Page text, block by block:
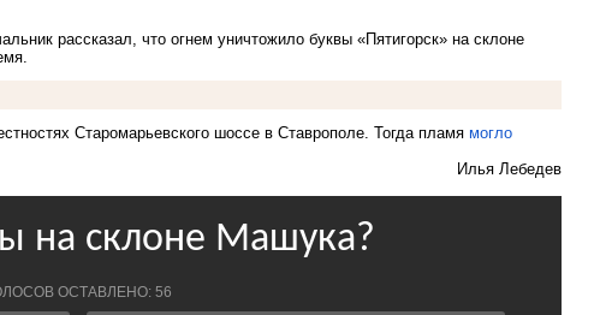
рассказал, что огнем уничтожило буквы «Пятигорск» на склоне
Старомарьевского шоссе в Ставрополе. Тогда пламя могло
Илья Лебедев